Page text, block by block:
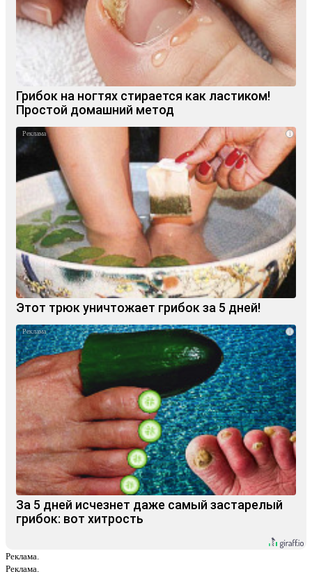
Грибок на ногтях стирается как ластиком!
Простой домашний метод
i
Этот трюк уничтожает грибок за 5 дней!
i
За 5 дней исчезнет даже самый застарелый
грибок: вот хитрость
Реклама.
Реклама.